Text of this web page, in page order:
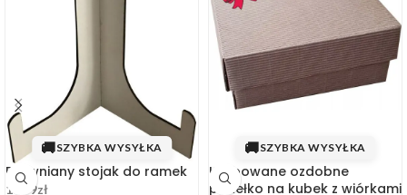
🚚SZYBKA WYSYŁKA
Drewniany stojak do ramek
14.99zł
🚚SZYBKA WYSYŁKA
Karbowane ozdobne
pudełko na kubek z wiórkami